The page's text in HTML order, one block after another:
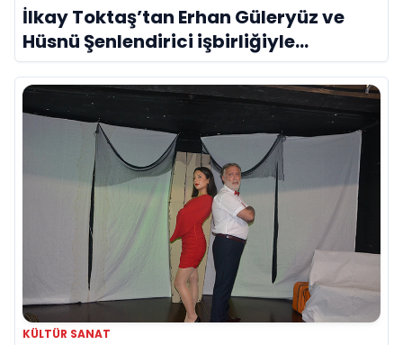
İlkay Toktaş’tan Erhan Güleryüz ve
Hüsnü Şenlendirici işbirliğiyle
duygusal bir aşk manifestosu: “Deliler
Gibi”
KÜLTÜR SANAT